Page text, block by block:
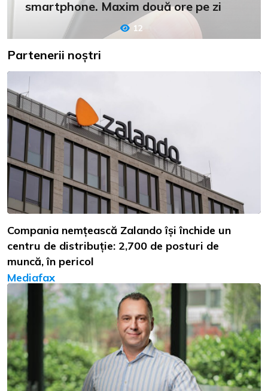
smartphone. Maxim două ore pe zi
12
Partenerii noștri
Compania nemțească Zalando își închide un
centru de distribuție: 2,700 de posturi de
muncă, în pericol
Mediafax